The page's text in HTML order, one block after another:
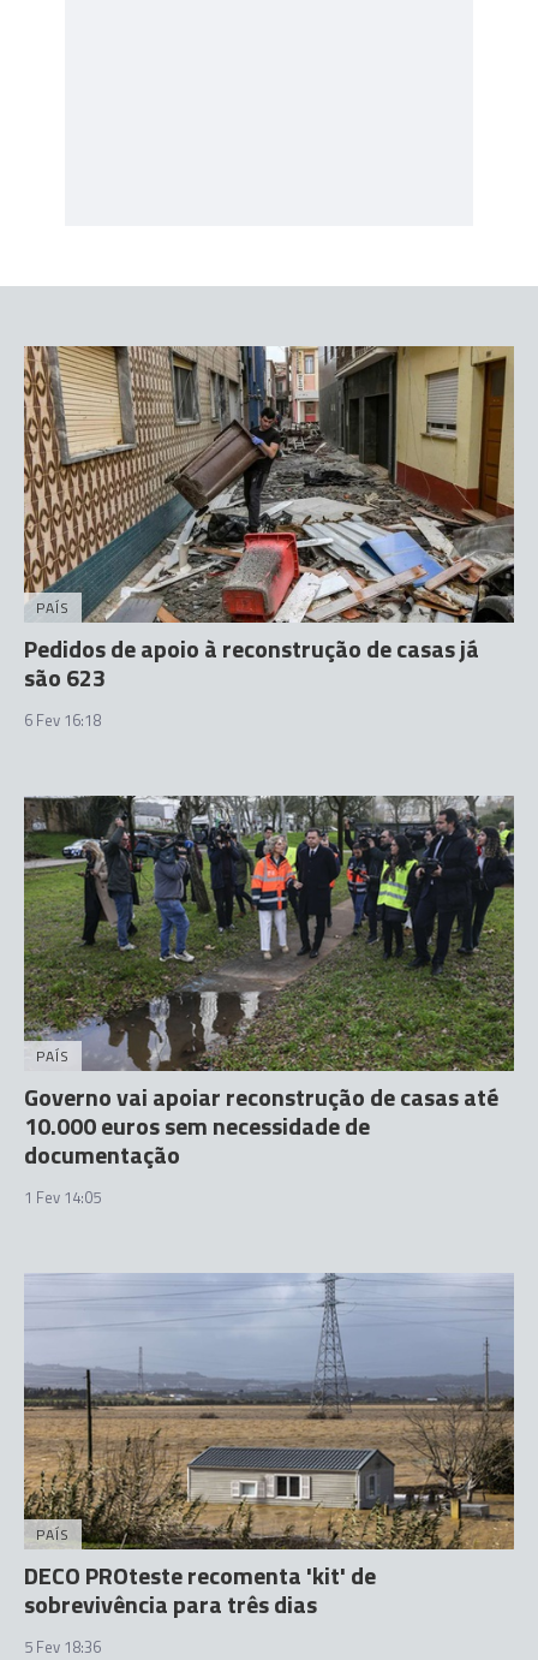
PAÍS
Pedidos de apoio à reconstrução de casas já
são 623
6 Fev 16:18
PAÍS
Governo vai apoiar reconstrução de casas até
10.000 euros sem necessidade de
documentação
1 Fev 14:05
PAÍS
DECO PROteste recomenta 'kit' de
sobrevivência para três dias
5 Fev 18:36